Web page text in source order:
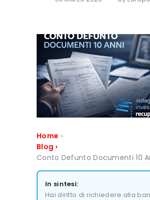
Home ›
Blog ›
Conto Defunto Documenti 10
In sintesi:
Hai diritto di richiedere alla